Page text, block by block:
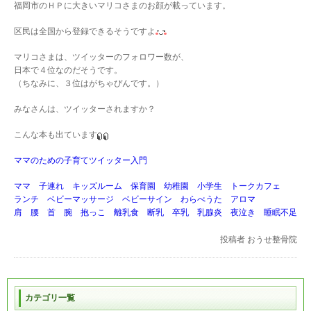
福岡市のＨＰに大きいマリコさまのお顔が載っています。
区民は全国から登録できるそうですよ
マリコさまは、ツイッターのフォロワー数が、
日本で４位なのだそうです。
（ちなみに、３位はがちゃぴんです。）
みなさんは、ツイッターされますか？
こんな本も出ています
ママのための子育てツイッター入門
ママ 子連れ キッズルーム 保育園 幼稚園 小学生 トークカフェ
ランチ ベビーマッサージ ベビーサイン わらべうた アロマ
肩 腰 首 腕 抱っこ 離乳食 断乳 卒乳 乳腺炎 夜泣き 睡眠不足
投稿者 おうせ整骨院
カテゴリ一覧